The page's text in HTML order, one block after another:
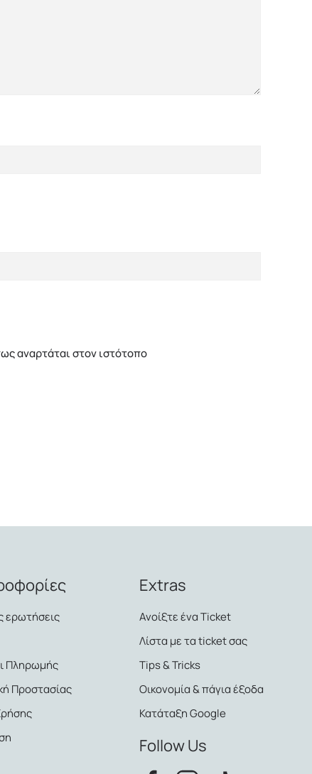
αναρτάται στον ιστότοπο
ερωτήσεις
Πληρωμής
Προστασίας
Extras
Ανοίξτε ένα Τicket
Λίστα με τα ticket σας
Tips & Tricks
Οικονομία & πάγια έξοδα
Κατάταξη Google
Follow Us